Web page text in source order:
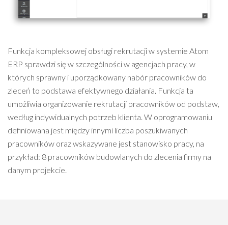
Funkcja kompleksowej obsługi rekrutacji w systemie Atom
ERP sprawdzi się w szczególności w agencjach pracy, w
których sprawny i uporządkowany nabór pracowników do
zleceń to podstawa efektywnego działania. Funkcja ta
umożliwia organizowanie rekrutacji pracowników od podstaw,
według indywidualnych potrzeb klienta. W oprogramowaniu
definiowana jest między innymi liczba poszukiwanych
pracowników oraz wskazywane jest stanowisko pracy, na
przykład: 8 pracowników budowlanych do zlecenia firmy na
danym projekcie.